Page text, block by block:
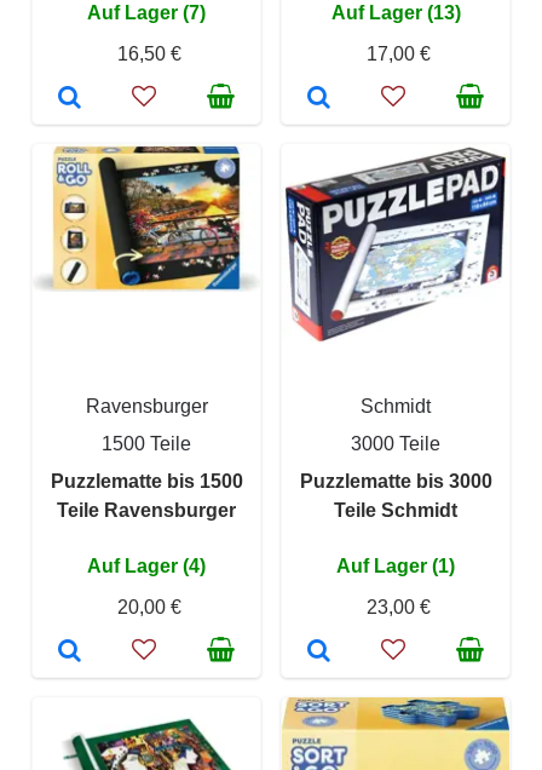
Auf Lager (7)
16,50 €
Auf Lager (13)
17,00 €
Ravensburger
1500 Teile
Puzzlematte bis 1500
Teile Ravensburger
Auf Lager (4)
20,00 €
Schmidt
3000 Teile
Puzzlematte bis 3000
Teile Schmidt
Auf Lager (1)
23,00 €